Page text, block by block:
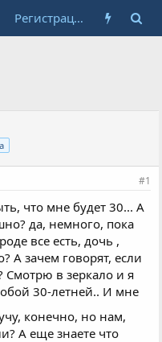
Регистрация
#1
что мне будет 30... А
да, немного, пока
все есть, дочь ,
А зачем говорят, если
Смотрю в зеркало и я
30-летней.. И мне
конечно, но нам,
А еще знаете что